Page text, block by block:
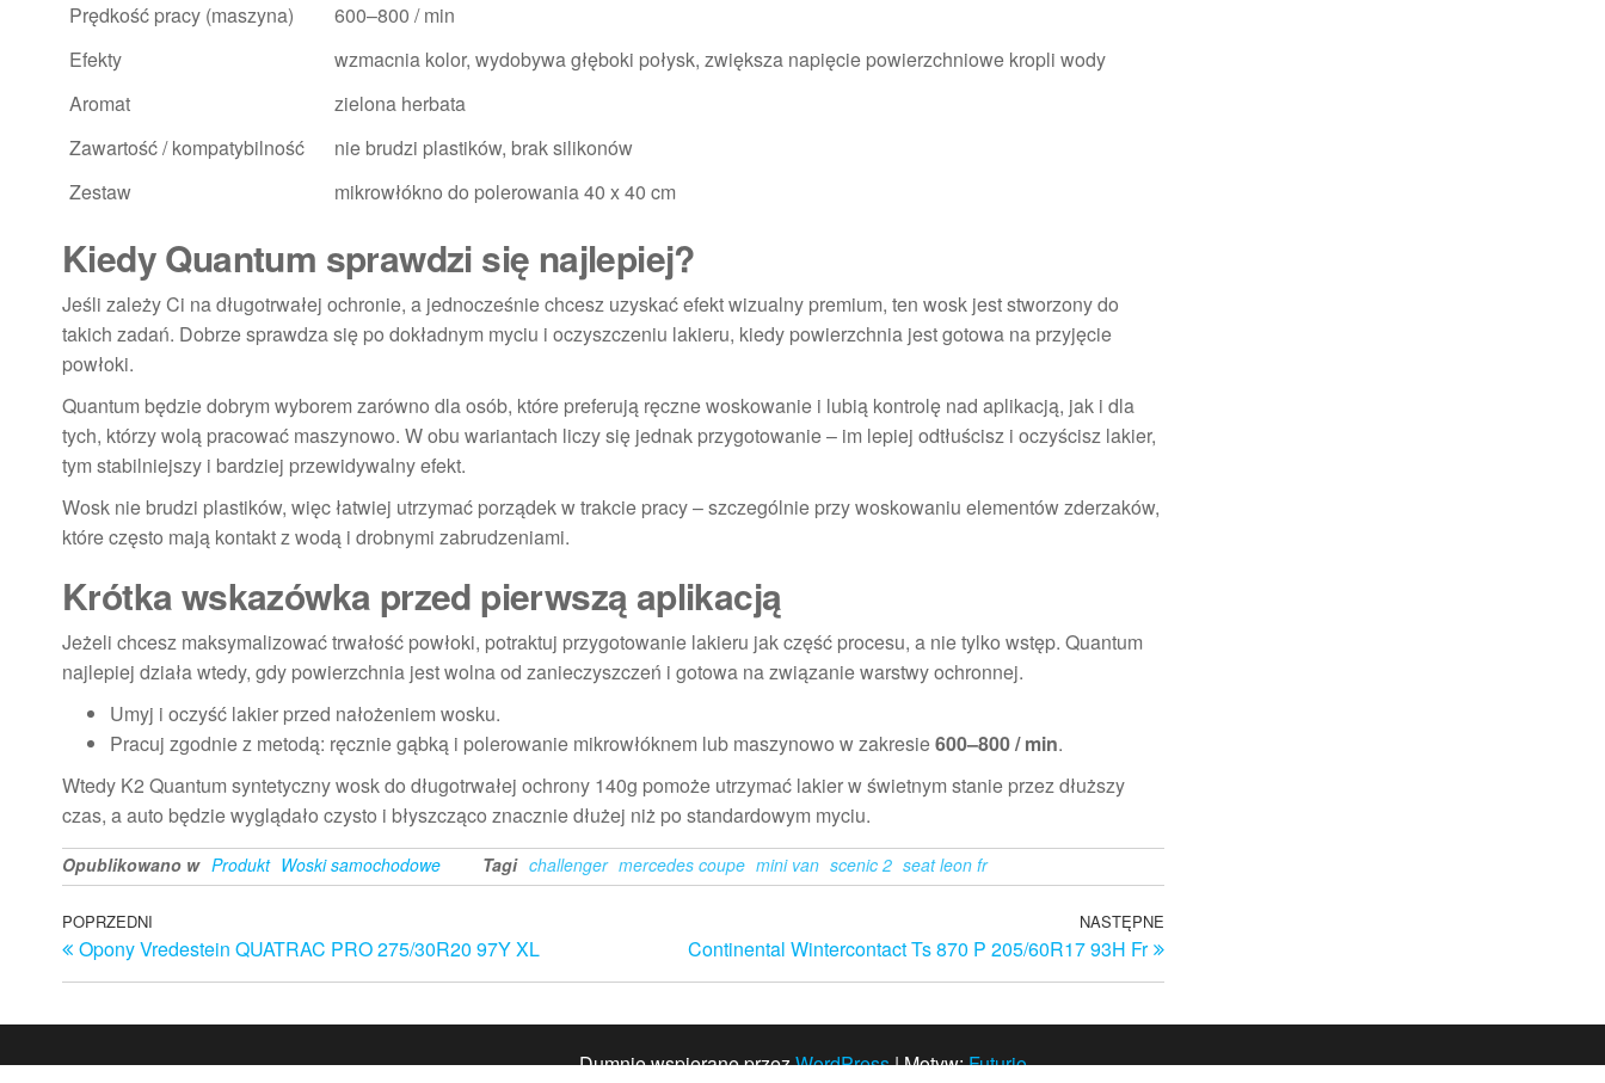
Prędkość pracy (maszyna)
600–800 / min
Efekty
wzmacnia kolor, wydobywa głęboki połysk, zwiększa napięcie powierzchniowe kropli wody
Aromat
zielona herbata
Zawartość / kompatybilność
nie brudzi plastików, brak silikonów
Zestaw
mikrowłókno do polerowania 40 x 40 cm
Kiedy Quantum sprawdzi się najlepiej?
Jeśli zależy Ci na długotrwałej ochronie, a jednocześnie chcesz uzyskać efekt wizualny premium, ten wosk jest stworzony do
takich zadań. Dobrze sprawdza się po dokładnym myciu i oczyszczeniu lakieru, kiedy powierzchnia jest gotowa na przyjęcie
powłoki.
Quantum będzie dobrym wyborem zarówno dla osób, które preferują ręczne woskowanie i lubią kontrolę nad aplikacją, jak i dla
tych, którzy wolą pracować maszynowo. W obu wariantach liczy się jednak przygotowanie – im lepiej odtłuścisz i oczyścisz lakier,
tym stabilniejszy i bardziej przewidywalny efekt.
Wosk nie brudzi plastików, więc łatwiej utrzymać porządek w trakcie pracy – szczególnie przy woskowaniu elementów zderzaków,
które często mają kontakt z wodą i drobnymi zabrudzeniami.
Krótka wskazówka przed pierwszą aplikacją
Jeżeli chcesz maksymalizować trwałość powłoki, potraktuj przygotowanie lakieru jak część procesu, a nie tylko wstęp. Quantum
najlepiej działa wtedy, gdy powierzchnia jest wolna od zanieczyszczeń i gotowa na związanie warstwy ochronnej.
Umyj i oczyść lakier przed nałożeniem wosku.
Pracuj zgodnie z metodą: ręcznie gąbką i polerowanie mikrowłóknem lub maszynowo w zakresie600–800 / min.
Wtedy K2 Quantum syntetyczny wosk do długotrwałej ochrony 140g pomoże utrzymać lakier w świetnym stanie przez dłuższy
czas, a auto będzie wyglądało czysto i błyszcząco znacznie dłużej niż po standardowym myciu.
Opublikowano w Produkt Woski samochodowe Tagi challenger mercedes coupe mini van scenic 2 seat leon fr
Nawigacja
wpisu
Poprzedni
wpis
POPRZEDNI
Opony Vredestein QUATRAC PRO 275/30R20 97Y XL
Następny
wpis
NASTĘPNE
Continental Wintercontact Ts 870 P 205/60R17 93H Fr
Dumnie wspierane przezWordPress|Motyw:Futurio